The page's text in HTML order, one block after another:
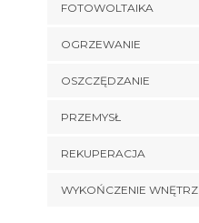
FOTOWOLTAIKA
OGRZEWANIE
OSZCZĘDZANIE
PRZEMYSŁ
REKUPERACJA
WYKOŃCZENIE WNĘTRZ